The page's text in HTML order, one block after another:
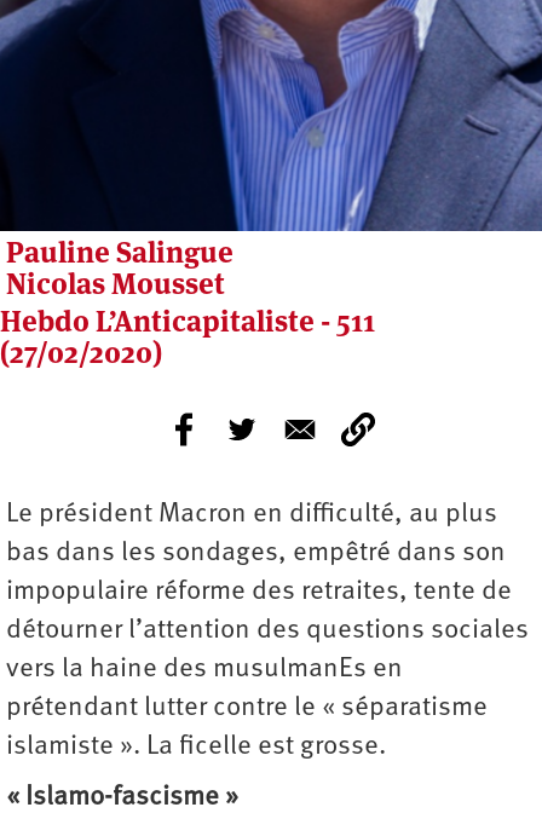
Pauline Salingue
Nicolas Mousset
Hebdo L’Anticapitaliste - 511
(27/02/2020)
Le président Macron en difficulté, au plus
bas dans les sondages, empêtré dans son
impopulaire réforme des retraites, tente de
détourner l’attention des questions sociales
vers la haine des musulmanEs en
prétendant lutter contre le « séparatisme
islamiste ». La ficelle est grosse.
« Islamo-fascisme »